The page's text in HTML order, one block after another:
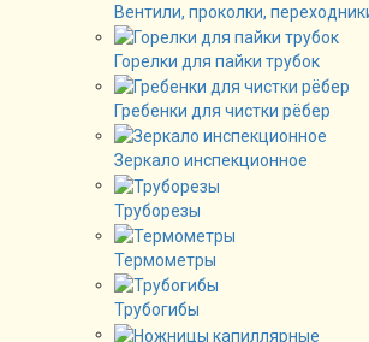
Вентили, проколки,
Горелки для пайки трубок
Гребенки для чистки рёбер
Зеркало инспекционное
Труборезы
Термометры
Трубогибы